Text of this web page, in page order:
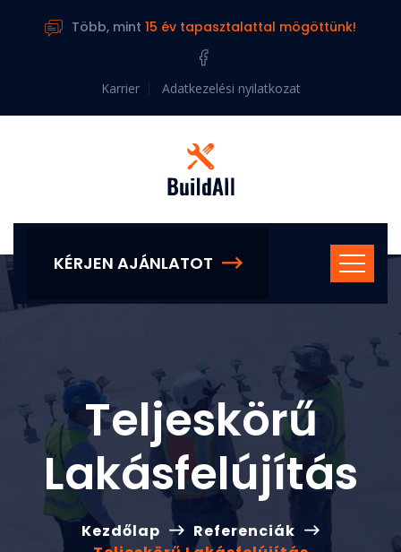
Több, mint 15 év tapasztalattal mögöttünk!
Karrier Adatkezelési nyilatkozat
KÉRJEN AJÁNLATOT
Teljeskörű
Lakásfelújítás
Kezdőlap
Referenciák